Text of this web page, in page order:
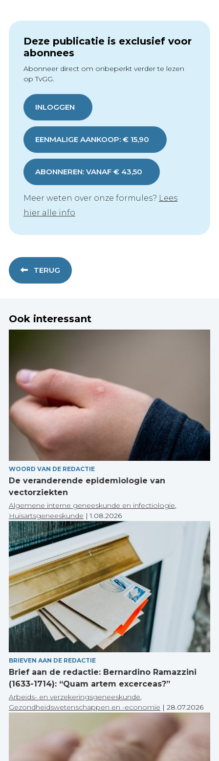
Deze publicatie is exclusief voor
abonnees
Abonneer direct om onbeperkt verder te lezen
op TvGG.
INLOGGEN
EENMALIGE AANKOOP: € 15,90
ABONNEREN: VANAF € 43,50
Meer weten over onze formules? Lees
hier alle info
TERUG
Ook interessant
WOORD VAN DE REDACTIE
De veranderende epidemiologie van
vectorziekten
Algemene interne geneeskunde en infectiologie,
Huisartsgeneeskunde |1.08.2026
BRIEVEN AAN DE REDACTIE
Brief aan de redactie: Bernardino Ramazzini
(1633-1714): “Quam artem excerceas?”
Arbeids- en verzekeringsgeneeskunde,
Gezondheidswetenschappen en -economie | 28.07.2026